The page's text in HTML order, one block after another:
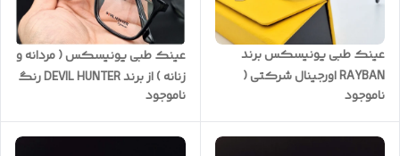
عینک طبی یونیسکس برند
RAYBAN اورجینال شرکتی (
سفارش اروپا) با امکان انتخاب
عدسی کد RB0050
ناموجود
عینک طبی یونیسکس ( مردانه و
زنانه ) از برند DEVIL HUNTER رنگ
سبک ( با امکان سفارش ساخت
عدسی )کد DH002
ناموجود